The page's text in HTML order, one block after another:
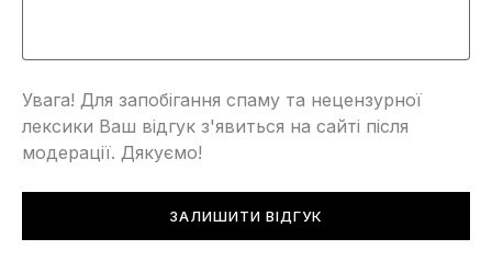
Увага! Для запобігання спаму та нецензурної
лексики Ваш відгук з'явиться на сайті після
модерації. Дякуємо!
ЗАЛИШИТИ ВІДГУК